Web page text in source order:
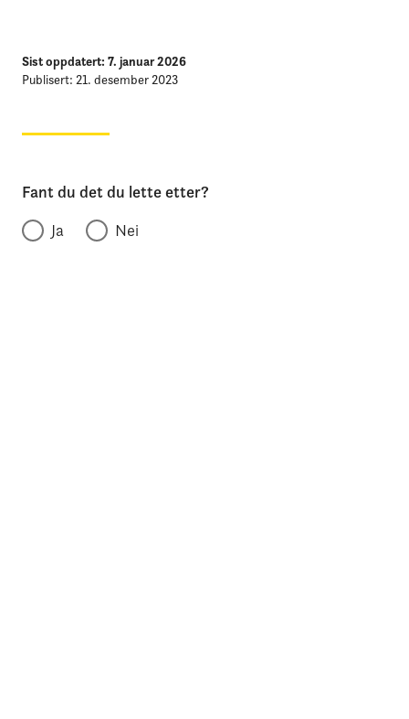
Sist oppdatert: 7. januar 2026
Publisert: 21. desember 2023
Fant du det du lette etter?
Ja
Nei